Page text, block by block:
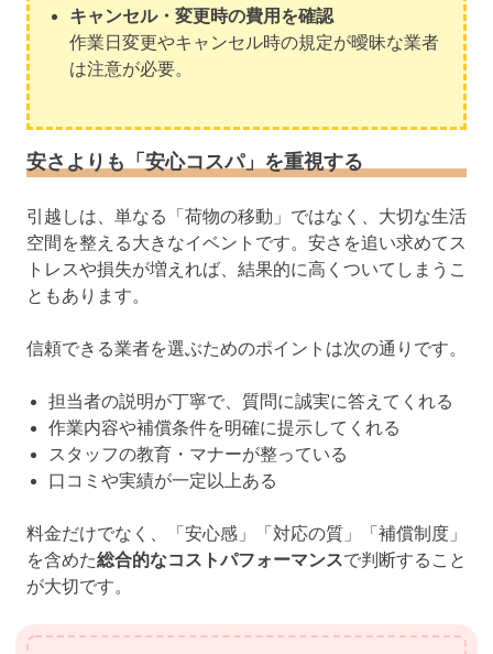
キャンセル・変更時の費用を確認
作業日変更やキャンセル時の規定が曖昧な業者
は注意が必要。
安さよりも「安心コスパ」を重視する
引越しは、単なる「荷物の移動」ではなく、大切な生活
空間を整える大きなイベントです。安さを追い求めてス
トレスや損失が増えれば、結果的に高くついてしまうこ
ともあります。
信頼できる業者を選ぶためのポイントは次の通りです。
担当者の説明が丁寧で、質問に誠実に答えてくれる
作業内容や補償条件を明確に提示してくれる
スタッフの教育・マナーが整っている
口コミや実績が一定以上ある
料金だけでなく、「安心感」「対応の質」「補償制度」
を含めた総合的なコストパフォーマンスで判断すること
が大切です。